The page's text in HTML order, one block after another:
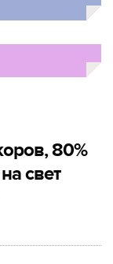
80%
свет